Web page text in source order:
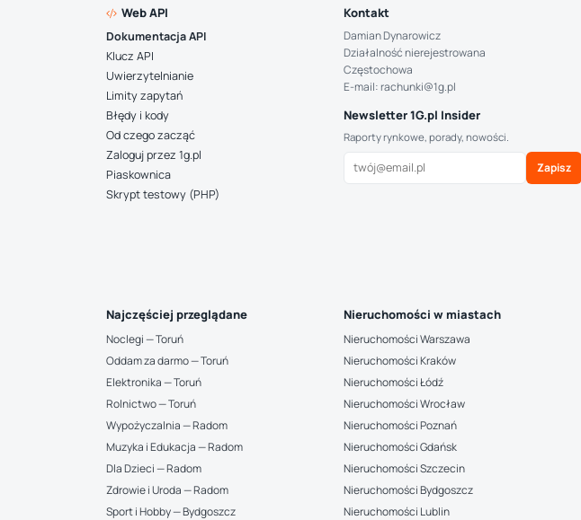
Web API
Dokumentacja API
Klucz API
Uwierzytelnianie
Limity zapytań
Błędy i kody
Od czego zacząć
Zaloguj przez 1g.pl
Piaskownica
Skrypt testowy (PHP)
Kontakt
Damian Dynarowicz
Działalność nierejestrowana
Częstochowa
E-mail: rachunki@1g.pl
Newsletter 1G.pl Insider
Raporty rynkowe, porady, nowości.
Zapisz
Najczęściej przeglądane
Noclegi — Toruń
Oddam za darmo — Toruń
Elektronika — Toruń
Rolnictwo — Toruń
Wypożyczalnia — Radom
Muzyka i Edukacja — Radom
Dla Dzieci — Radom
Zdrowie i Uroda — Radom
Sport i Hobby — Bydgoszcz
Nieruchomości w miastach
Nieruchomości Warszawa
Nieruchomości Kraków
Nieruchomości Łódź
Nieruchomości Wrocław
Nieruchomości Poznań
Nieruchomości Gdańsk
Nieruchomości Szczecin
Nieruchomości Bydgoszcz
Nieruchomości Lublin